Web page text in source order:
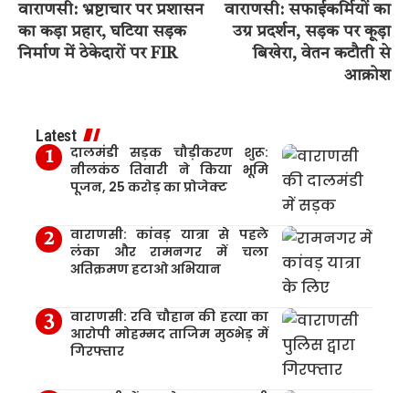
वाराणसी: भ्रष्टाचार पर प्रशासन
का कड़ा प्रहार, घटिया सड़क
निर्माण में ठेकेदारों पर FIR
वाराणसी: सफाईकर्मियों का
उग्र प्रदर्शन, सड़क पर कूड़ा
बिखेरा, वेतन कटौती से
आक्रोश
Latest
दालमंडी सड़क चौड़ीकरण शुरू:
नीलकंठ तिवारी ने किया भूमि
पूजन, 25 करोड़ का प्रोजेक्ट
वाराणसी: कांवड़ यात्रा से पहले
लंका और रामनगर में चला
अतिक्रमण हटाओ अभियान
वाराणसी: रवि चौहान की हत्या का
आरोपी मोहम्मद ताजिम मुठभेड़ में
गिरफ्तार